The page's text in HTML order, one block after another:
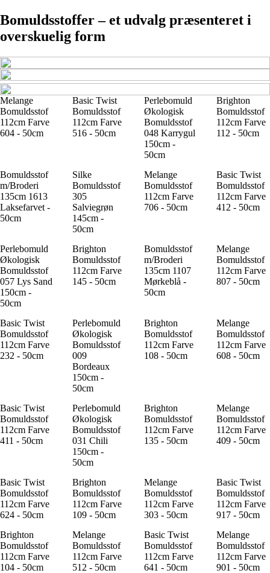
Bomuldsstoffer – et udvalg præsenteret i
overskuelig form
Melange
Bomuldsstof
112cm Farve
604 - 50cm
Basic Twist
Bomuldsstof
112cm Farve
516 - 50cm
Perlebomuld
Økologisk
Bomuldsstof
048 Karrygul
150cm -
50cm
Brighton
Bomuldsstof
112cm Farve
112 - 50cm
Bomuldsstof
m/Broderi
135cm 1613
Laksefarvet -
50cm
Silke
Bomuldsstof
305
Salviegrøn
145cm -
50cm
Melange
Bomuldsstof
112cm Farve
706 - 50cm
Basic Twist
Bomuldsstof
112cm Farve
412 - 50cm
Perlebomuld
Økologisk
Bomuldsstof
057 Lys Sand
150cm -
50cm
Brighton
Bomuldsstof
112cm Farve
145 - 50cm
Bomuldsstof
m/Broderi
135cm 1107
Mørkeblå -
50cm
Melange
Bomuldsstof
112cm Farve
807 - 50cm
Basic Twist
Bomuldsstof
112cm Farve
232 - 50cm
Perlebomuld
Økologisk
Bomuldsstof
009
Bordeaux
150cm -
50cm
Brighton
Bomuldsstof
112cm Farve
108 - 50cm
Melange
Bomuldsstof
112cm Farve
608 - 50cm
Basic Twist
Bomuldsstof
112cm Farve
411 - 50cm
Perlebomuld
Økologisk
Bomuldsstof
031 Chili
150cm -
50cm
Brighton
Bomuldsstof
112cm Farve
135 - 50cm
Melange
Bomuldsstof
112cm Farve
409 - 50cm
Basic Twist
Bomuldsstof
112cm Farve
624 - 50cm
Brighton
Bomuldsstof
112cm Farve
109 - 50cm
Melange
Bomuldsstof
112cm Farve
303 - 50cm
Basic Twist
Bomuldsstof
112cm Farve
917 - 50cm
Brighton
Bomuldsstof
112cm Farve
104 - 50cm
Melange
Bomuldsstof
112cm Farve
512 - 50cm
Basic Twist
Bomuldsstof
112cm Farve
641 - 50cm
Melange
Bomuldsstof
112cm Farve
901 - 50cm